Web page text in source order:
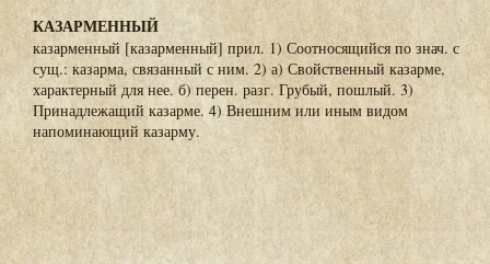
КАЗАРМЕННЫЙ
казарменный [казарменный] прил. 1) Соотносящийся по знач. с
сущ.: казарма, связанный с ним. 2) а) Свойственный казарме,
характерный для нее. б) перен. разг. Грубый, пошлый. 3)
Принадлежащий казарме. 4) Внешним или иным видом
напоминающий казарму.